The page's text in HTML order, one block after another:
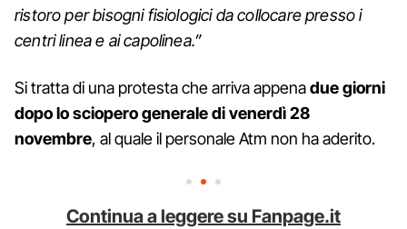
ristoro per bisogni fisiologici da collocare presso i
centri linea e ai capolinea.”
Si tratta di una protesta che arriva appenadue giorni
dopo lo sciopero generale di venerdì 28
novembre, al quale il personale Atm non ha aderito.
Continua a leggere su Fanpage.it